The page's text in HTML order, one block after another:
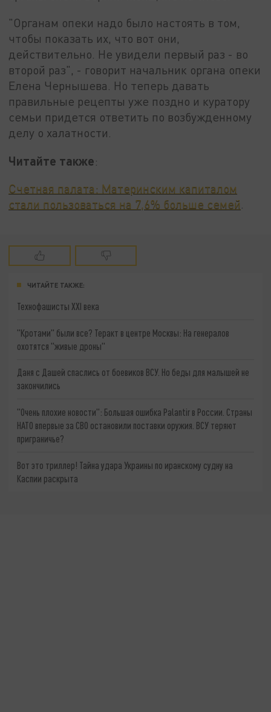
"Органам опеки надо было настоять в том,
чтобы показать их, что вот они,
действительно. Не увидели первый раз - во
второй раз", - говорит начальник органа опеки
Елена Чернышева. Но теперь давать
правильные рецепты уже поздно и куратору
семьи придется ответить по возбужденному
делу о халатности.
Читайте также:
Счетная палата: Материнским капиталом
стали пользоваться на 7,6% больше семей
ЧИТАЙТЕ ТАКЖЕ:
Технофашисты XXI века
"Кротами" были все? Теракт в центре Москвы: На генералов
охотятся "живые дроны"
Даня с Дашей спаслись от боевиков ВСУ. Но беды для малышей не
закончились
"Очень плохие новости": Большая ошибка Palantir в России. Страны
НАТО впервые за СВО остановили поставки оружия. ВСУ теряют
приграничье?
Вот это триллер! Тайна удара Украины по иранскому судну на
Каспии раскрыта